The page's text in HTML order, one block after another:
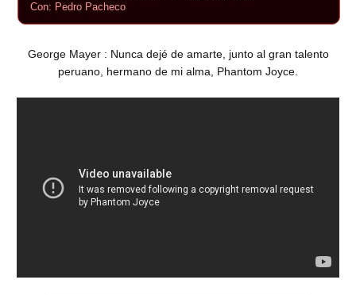
Con: Pedro Pacheco
George Mayer : Nunca dejé de amarte, junto al gran talento
peruano, hermano de mi alma, Phantom Joyce.